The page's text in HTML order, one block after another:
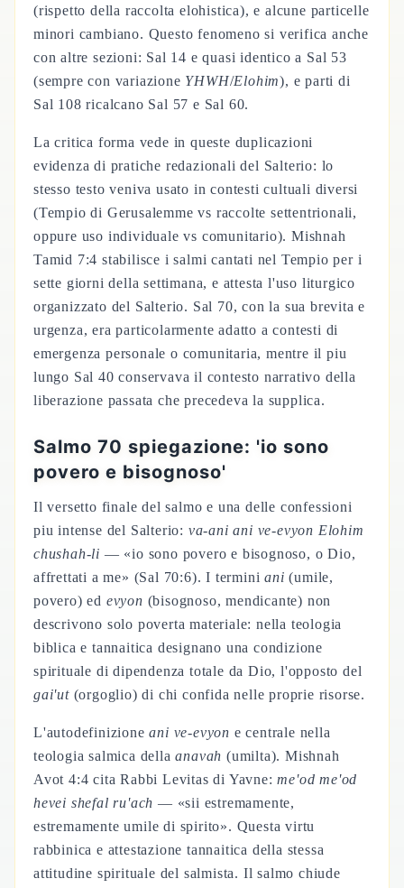
(rispetto della raccolta elohistica), e alcune particelle
minori cambiano. Questo fenomeno si verifica anche
con altre sezioni: Sal 14 e quasi identico a Sal 53
(sempre con variazione YHWH/Elohim), e parti di
Sal 108 ricalcano Sal 57 e Sal 60.
La critica forma vede in queste duplicazioni
evidenza di pratiche redazionali del Salterio: lo
stesso testo veniva usato in contesti cultuali diversi
(Tempio di Gerusalemme vs raccolte settentrionali,
oppure uso individuale vs comunitario). Mishnah
Tamid 7:4 stabilisce i salmi cantati nel Tempio per i
sette giorni della settimana, e attesta l'uso liturgico
organizzato del Salterio. Sal 70, con la sua brevita e
urgenza, era particolarmente adatto a contesti di
emergenza personale o comunitaria, mentre il piu
lungo Sal 40 conservava il contesto narrativo della
liberazione passata che precedeva la supplica.
Salmo 70 spiegazione: 'io sono
povero e bisognoso'
Il versetto finale del salmo e una delle confessioni
piu intense del Salterio: va-ani ani ve-evyon Elohim
chushah-li — «io sono povero e bisognoso, o Dio,
affrettati a me» (Sal 70:6). I terminiani (umile,
povero) ed evyon (bisognoso, mendicante) non
descrivono solo poverta materiale: nella teologia
biblica e tannaitica designano una condizione
spirituale di dipendenza totale da Dio, l'opposto del
gai'ut(orgoglio) di chi confida nelle proprie risorse.
L'autodefinizioneani ve-evyon e centrale nella
teologia salmica dellaanavah (umilta). Mishnah
Avot 4:4 cita Rabbi Levitas di Yavne:me'od me'od
hevei shefal ru'ach — «sii estremamente,
estremamente umile di spirito». Questa virtu
rabbinica e attestazione tannaitica della stessa
attitudine spirituale del salmista. Il salmo chiude